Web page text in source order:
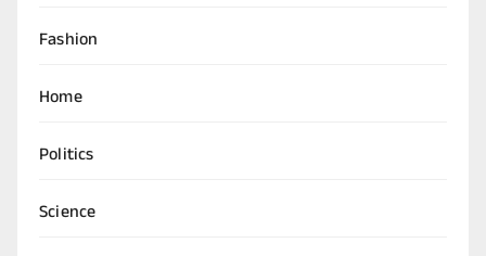
Fashion
Home
Politics
Science